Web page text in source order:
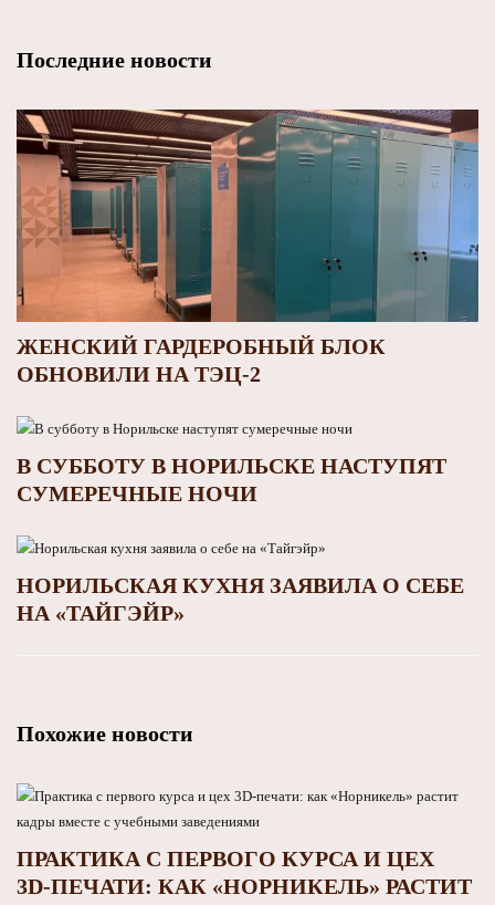
Последние новости
ЖЕНСКИЙ ГАРДЕРОБНЫЙ БЛОК
ОБНОВИЛИ НА ТЭЦ-2
В СУББОТУ В НОРИЛЬСКЕ НАСТУПЯТ
СУМЕРЕЧНЫЕ НОЧИ
НОРИЛЬСКАЯ КУХНЯ ЗАЯВИЛА О СЕБЕ
НА «ТАЙГЭЙР»
Похожие новости
ПРАКТИКА С ПЕРВОГО КУРСА И ЦЕХ
3D‑ПЕЧАТИ: КАК «НОРНИКЕЛЬ» РАСТИТ